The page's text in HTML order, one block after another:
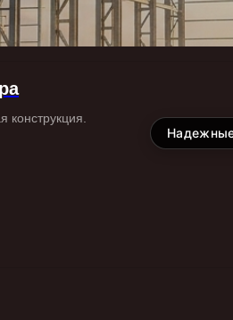
конструкция.
На